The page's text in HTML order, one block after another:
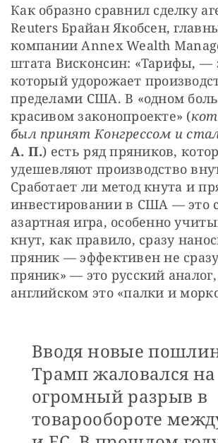
Как образно сравнил сделку
Reuters Брайан Якобсен,
компании Annex Wealth
штата Висконсин: «Тарифы, —
который удорожает
пределами США. В «одном
красивом законопроекте» (
А. П.) есть ряд пряников,
удешевляют производство
Сработает ли метод кнута и
инвестировании в США — это
азартная игра, особенно
кнут, как правило, сразу
пряник — эффективен не
пряник» — это русский
английском это «палки и
Вводя новые
Трамп жаловался на
огромный разрыв в
товарообороте